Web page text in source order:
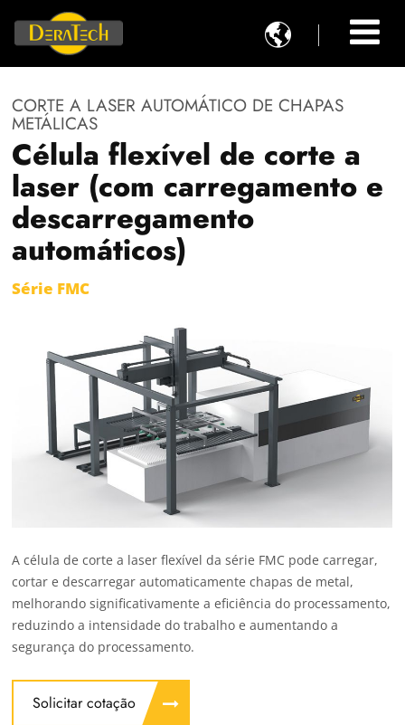

CORTE A LASER AUTOMÁTICO DE CHAPAS
METÁLICAS
Célula flexível de corte a
laser (com carregamento e
descarregamento
automáticos)
Série FMC
A célula de corte a laser flexível da série FMC pode carregar,
cortar e descarregar automaticamente chapas de metal,
melhorando significativamente a eficiência do processamento,
reduzindo a intensidade do trabalho e aumentando a
segurança do processamento.
Solicitar cotação